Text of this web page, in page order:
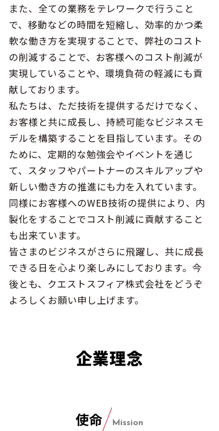
また、全ての業務をテレワークで行うこと
で、移動などの時間を短縮し、効率的かつ柔
軟な働き方を実現することで、弊社のコスト
の削減することで、お客様へのコスト削減が
実現していることや、環境負荷の軽減にも貢
献しております。
私たちは、ただ技術を提供するだけでなく、
お客様と共に成長し、持続可能なビジネスモ
デルを構築することを目指しています。その
ために、定期的な勉強会やイベントを通じ
て、スタッフやパートナーのスキルアップや
新しい働き方の推進にも力を入れています。
同様にお客様へのWEB技術の提供により、内
製化をすることでコスト削減に貢献すること
も出来ています。
皆さまのビジネスがさらに飛躍し、共に成長
できる日を心より楽しみにしております。今
後とも、クエストスフィア株式会社をどうぞ
よろしくお願い申し上げます。
企業理念
使命 Mission